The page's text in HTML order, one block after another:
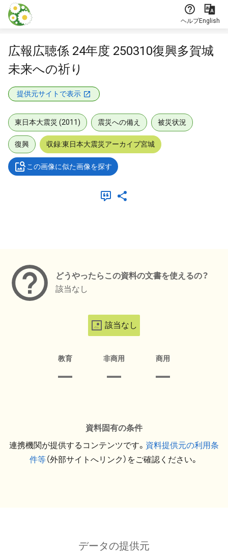
本文に飛ぶ
ヘルプEnglish
広報広聴係 24年度 250310復興多賀城
未来への祈り
提供元サイトで表示
東日本大震災 (2011) 震災への備え 被災状況
復興 収録:東日本大震災アーカイブ宮城
この画像に似た画像を探す
どうやったらこの資料の文書を使えるの？
該当なし
該当なし
教育 非商用 商用
資料固有の条件
連携機関が提供するコンテンツです。 資料提供元の利用条
件等（外部サイトへリンク）をご確認ください。
データの提供元